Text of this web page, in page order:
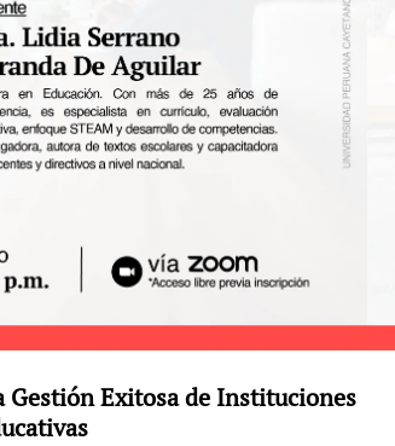
Gestión Exitosa de Instituciones